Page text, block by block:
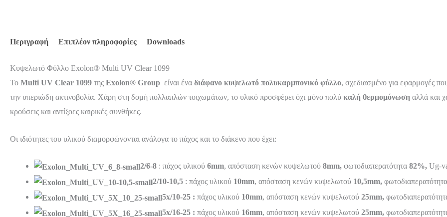
Περιγραφή Επιπλέον πληροφορίες Downloads
Kυψελωτό Φύλλο Exolon® Multi UV Clear 1099
Το Multi UV Clear 1099 της Exolon® Group είναι ένα διάφανο κυψελωτό πολυκαρμπονικό φύλλο, σχεδιασμένο για εφαρμογές
την υπεριώδη ακτινοβολία. Χάρη στη δομή πολλαπλών τοιχωμάτων, το υλικό προσφέρει όχι μόνο πολύ καλή θερμομόνωση αλλά και
κρούσεις και αντίξοες καιρικές συνθήκες.
Οι ιδιότητες του υλικού διαμορφώνονται ανάλογα το πάχος και το διάκενο που έχει:
2/6-8 : πάχος υλικού 6mm, απόσταση κενών κυψελωτού 8mm, φωτοδιαπερατότητα 82%, Ug-
2/10-10,5 : πάχος υλικού 10mm, απόσταση κενών κυψελωτού 10,5mm, φωτοδιαπερατότητα
5x/10-25 : πάχος υλικού 10mm, απόσταση κενών κυψελωτού 25mm,
5x/16-25 : πάχος υλικού 16mm, απόσταση κενών κυψελωτού 25mm,